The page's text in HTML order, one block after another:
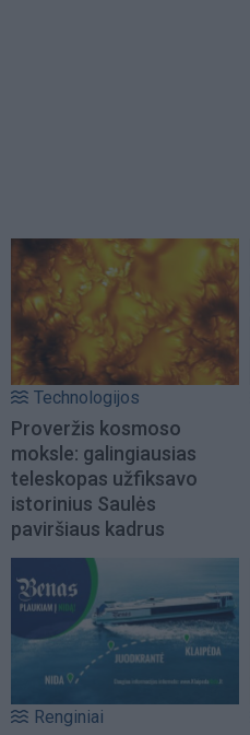
Technologijos
Proveržis kosmoso
moksle: galingiausias
teleskopas užfiksavo
istorinius Saulės
paviršiaus kadrus
Renginiai